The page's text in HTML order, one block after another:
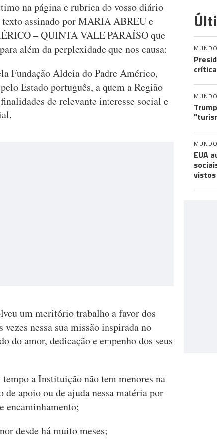
na página e rubrica do vosso diário
assinado por MARIA ABREU e
– QUINTA VALE PARAÍSO que
além da perplexidade que nos causa:
Fundação Aldeia do Padre Américo,
Estado português, a quem a Região
de relevante interesse social e
um meritório trabalho a favor dos
nessa sua missão inspirada no
do amor, dedicação e empenho dos seus
a Instituição não tem menores na
apoio ou de ajuda nessa matéria por
encaminhamento;
desde há muito meses;
MUNDO
MUNDO
MUNDO
EUA
vistos